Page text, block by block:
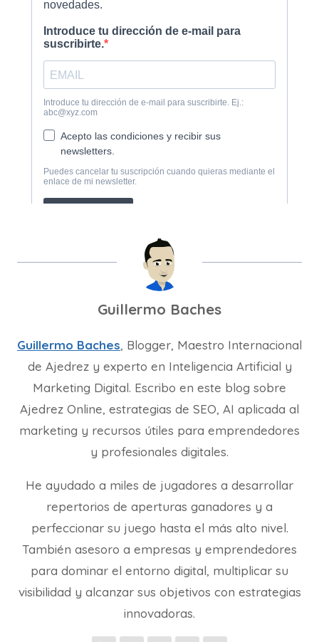
Guillermo Baches
Guillermo Baches, Blogger, Maestro Internacional
de Ajedrez y experto en Inteligencia Artificial y
Marketing Digital. Escribo en este blog sobre
Ajedrez Online, estrategias de SEO, AI aplicada al
marketing y recursos útiles para emprendedores
y profesionales digitales.
He ayudado a miles de jugadores a desarrollar
repertorios de aperturas ganadores y a
perfeccionar su juego hasta el más alto nivel.
También asesoro a empresas y emprendedores
para dominar el entorno digital, multiplicar su
visibilidad y alcanzar sus objetivos con estrategias
innovadoras.